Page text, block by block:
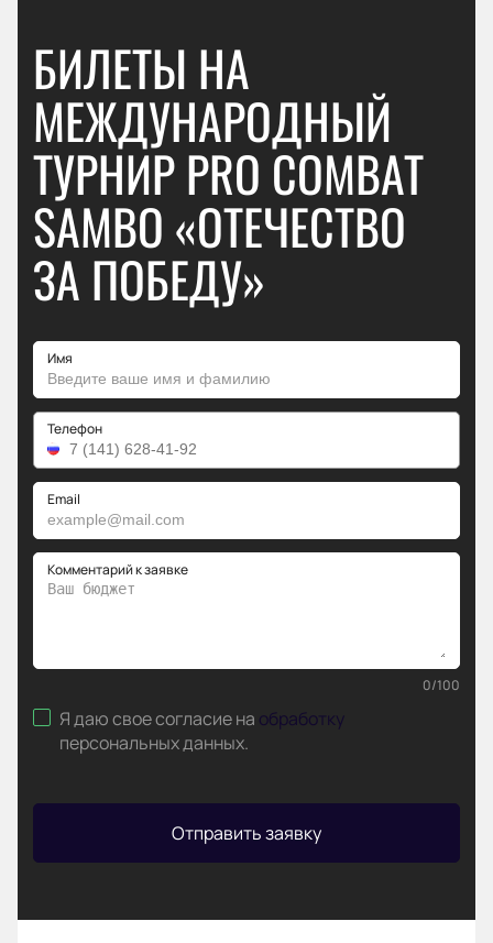
БИЛЕТЫ НА
МЕЖДУНАРОДНЫЙ
ТУРНИР PRO COMBAT
SAMBO «ОТЕЧЕСТВО
ЗА ПОБЕДУ»
Имя
Телефон
Email
Комментарий к заявке
0/100
Я даю свое согласие на обработку
персональных данных.
Отправить заявку